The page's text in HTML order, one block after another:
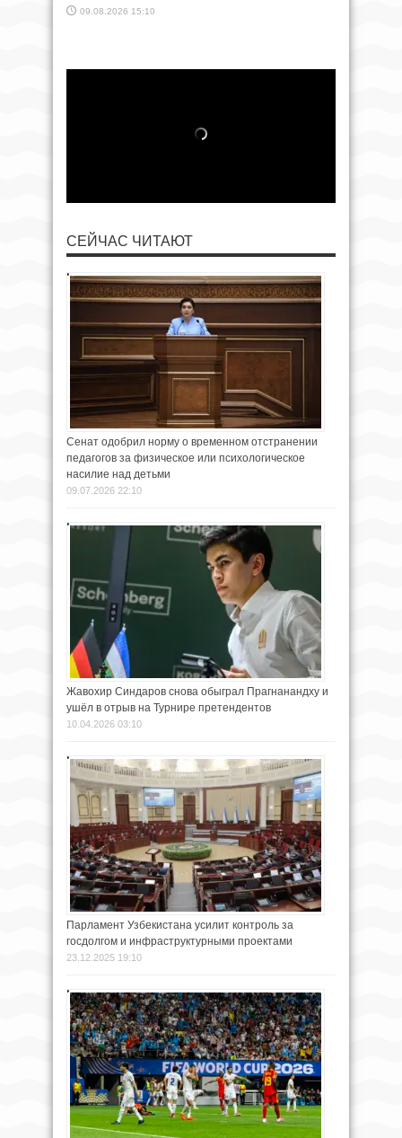
09.08.2026 15:10
СЕЙЧАС ЧИТАЮТ
Сенат одобрил норму о временном отстранении
педагогов за физическое или психологическое
насилие над детьми
09.07.2026 22:10
Жавохир Синдаров снова обыграл Прагнанандху и
ушёл в отрыв на Турнире претендентов
10.04.2026 03:10
Парламент Узбекистана усилит контроль за
госдолгом и инфраструктурными проектами
23.12.2025 19:10